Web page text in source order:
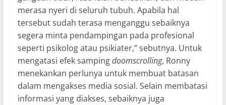
merasa nyeri di seluruh tubuh. Apabila hal
tersebut sudah terasa menganggu sebaiknya
segera minta pendampingan pada profesional
seperti psikolog atau psikiater,” sebutnya. Untuk
mengatasi efek sampingdoomscrolling, Ronny
menekankan perlunya untuk membuat batasan
dalam mengakses media sosial. Selain membatasi
informasi yang diakses, sebaiknya juga